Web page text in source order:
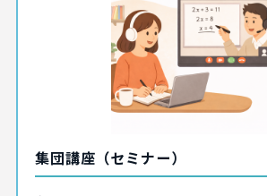
集団講座（セミナー）